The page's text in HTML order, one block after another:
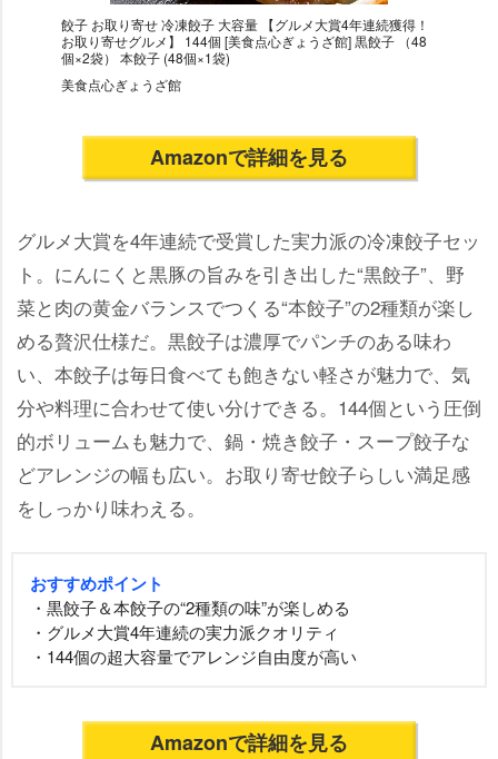
餃子 お取り寄せ 冷凍餃子 大容量 【グルメ大賞4年連続獲得！
お取り寄せグルメ】 144個 [美食点心ぎょうざ館] 黒餃子 （48
個×2袋） 本餃子 (48個×1袋)
美食点心ぎょうざ館
Amazonで詳細を見る
グルメ大賞を4年連続で受賞した実力派の冷凍餃子セッ
ト。にんにくと黒豚の旨みを引き出した“黒餃子”、野
菜と肉の黄金バランスでつくる“本餃子”の2種類が楽し
める贅沢仕様だ。黒餃子は濃厚でパンチのある味わ
い、本餃子は毎日食べても飽きない軽さが魅力で、気
分や料理に合わせて使い分けできる。144個という圧倒
的ボリュームも魅力で、鍋・焼き餃子・スープ餃子な
どアレンジの幅も広い。お取り寄せ餃子らしい満足感
をしっかり味わえる。
おすすめポイント
・黒餃子＆本餃子の“2種類の味”が楽しめる
・グルメ大賞4年連続の実力派クオリティ
・144個の超大容量でアレンジ自由度が高い
Amazonで詳細を見る